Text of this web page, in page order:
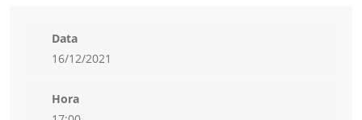
Data
16/12/2021
Hora